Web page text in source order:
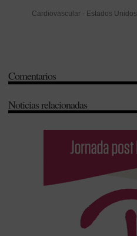
Cardiovascular - Estados Unidos
Comentarios
Noticias relacionadas